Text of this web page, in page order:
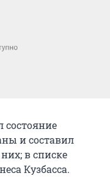
состояние
и составил
в списке
Кузбасса.